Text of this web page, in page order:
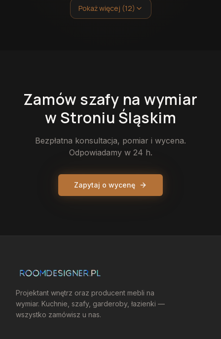
Pokaż więcej (12)
Zamów szafy na wymiar
w Stroniu Śląskim
Bezpłatna konsultacja, pomiar i wycena.
Odpowiadamy w 24 h.
Zapytaj o wycenę
Projektant wnętrz oraz producent mebli na
wymiar. Kuchnie, szafy, garderoby, łazienki —
wszystko zamówisz u nas.